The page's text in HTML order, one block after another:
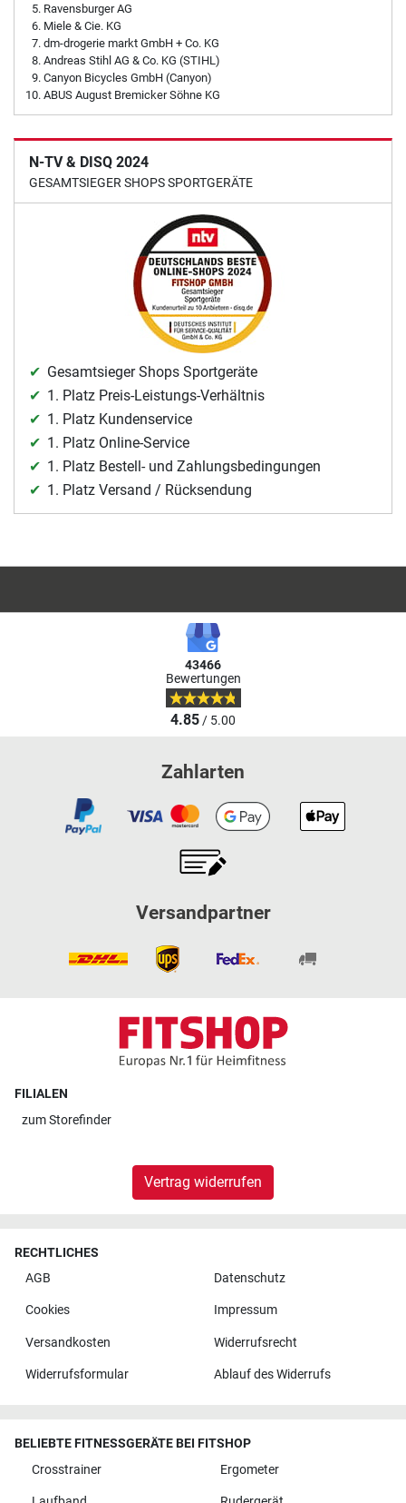
Ravensburger AG
Miele & Cie. KG
dm-drogerie markt GmbH + Co. KG
Andreas Stihl AG & Co. KG (STIHL)
Canyon Bicycles GmbH (Canyon)
ABUS August Bremicker Söhne KG
N-TV & DISQ 2024
GESAMTSIEGER SHOPS SPORTGERÄTE
Gesamtsieger Shops Sportgeräte
1. Platz Preis-Leistungs-Verhältnis
1. Platz Kundenservice
1. Platz Online-Service
1. Platz Bestell- und Zahlungsbedingungen
1. Platz Versand / Rücksendung
43466
Bewertungen
4.85/ 5.00
Zahlarten
Versandpartner
FILIALEN
zumStorefinder
Vertrag widerrufen
RECHTLICHES
AGB
Datenschutz
Cookies Impressum
Versandkosten Widerrufsrecht
Widerrufsformular Ablauf des Widerrufs
BELIEBTE FITNESSGERÄTE BEI FITSHOP
Crosstrainer
Ergometer